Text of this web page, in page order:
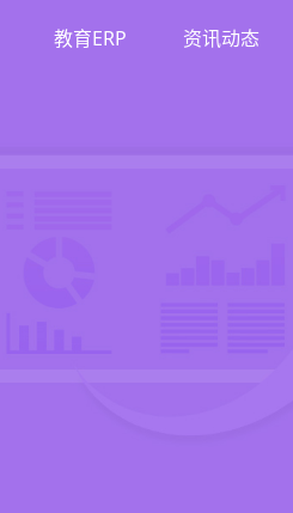
教育ERP 资讯动态